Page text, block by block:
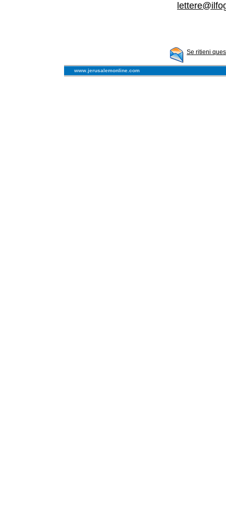
Se ritieni
www.jerusalemonline.com